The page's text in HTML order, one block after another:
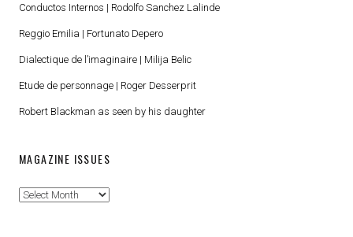
Conductos Internos | Rodolfo Sanchez Lalinde
Reggio Emilia | Fortunato Depero
Dialectique de l’imaginaire | Milija Belic
Etude de personnage | Roger Desserprit
Robert Blackman as seen by his daughter
MAGAZINE ISSUES
Magazine